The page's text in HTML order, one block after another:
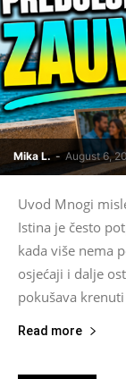
Mika L. - August 6,
Uvod Mnogi
Istina je često
kada više nema
osjećaji i dalje
pokušava
Read more